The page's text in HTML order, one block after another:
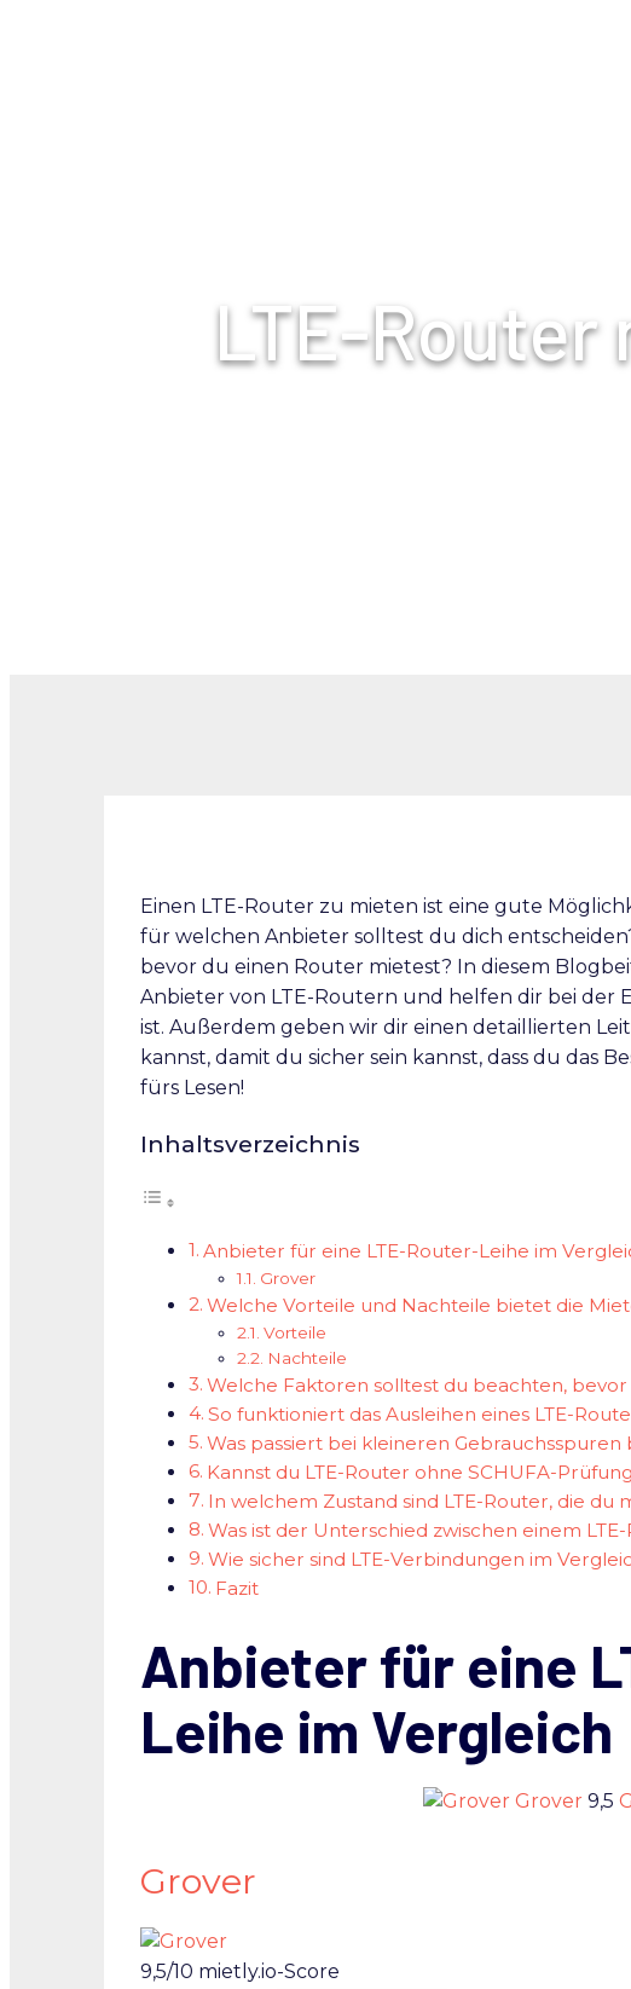
LTE-Router
Einen LTE-Router zu mieten ist eine gute
für welchen Anbieter solltest du dich
bevor du einen Router mietest? In diesem
Anbieter von LTE-Routern und helfen dir bei der
ist. Außerdem geben wir dir einen detaillierten
kannst, damit du sicher sein kannst, dass du das
fürs Lesen!
Inhaltsverzeichnis
Anbieter für eine LTE-Router-Leihe im
Grover
Welche Vorteile und Nachteile bietet die
Vorteile
Nachteile
Welche Faktoren solltest du beachten,
So funktioniert das Ausleihen eines LTE-
Was passiert bei kleineren
Kannst du LTE-Router ohne SCHUFA-
In welchem Zustand sind LTE-Router, die du
Was ist der Unterschied zwischen einem
Wie sicher sind LTE-Verbindungen im
Fazit
Anbieter für eine
Leihe im Vergleich
Grover 9,5
Grover
9,5/10 mietly.io-Score